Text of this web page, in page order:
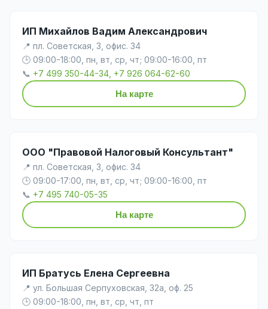
ИП Михайлов Вадим Александрович
📍 пл. Советская, 3, офис. 34
🕒 09:00-18:00, пн, вт, ср, чт; 09:00-16:00, пт
📞 +7 499 350-44-34, +7 926 064-62-60
На карте
ООО "Правовой Налоговый Консультант"
📍 пл. Советская, 3, офис. 34
🕒 09:00-17:00, пн, вт, ср, чт; 09:00-16:00, пт
📞 +7 495 740-05-35
На карте
ИП Братусь Елена Сергеевна
📍 ул. Большая Серпуховская, 32а, оф. 25
🕒 09:00-18:00, пн, вт, ср, чт, пт